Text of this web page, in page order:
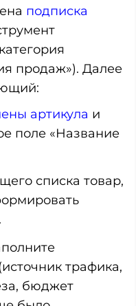
подписка
продаж»). Далее
артикула и
поле «Название
списка товар,
трафика,
бюджет